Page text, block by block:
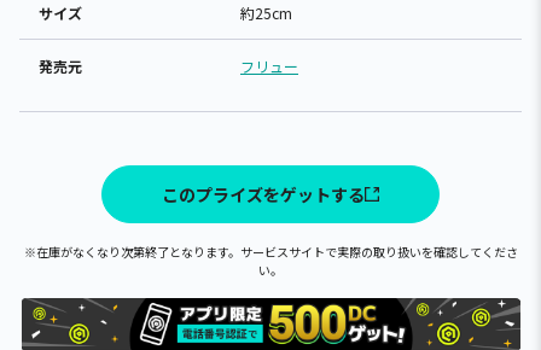
サイズ 約25cm
発売元 フリュー
このプライズをゲットする
※在庫がなくなり次第終了となります。サービスサイトで実際の取り扱いを確認してくださ
い。